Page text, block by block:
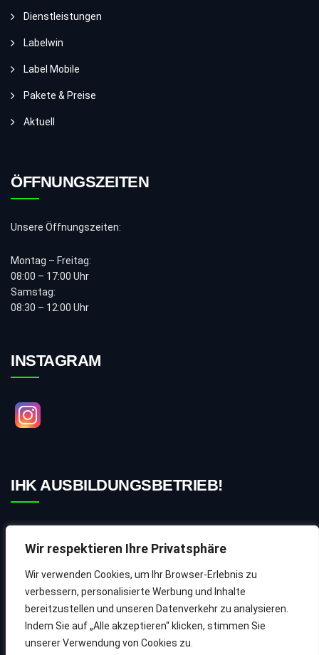
Wir respektieren Ihre Privatsphäre
Wir verwenden Cookies, um Ihr Browser-Erlebnis zu
verbessern, personalisierte Werbung und Inhalte
bereitzustellen und unseren Datenverkehr zu analysieren.
Indem Sie auf „Alle akzeptieren“ klicken, stimmen Sie
unserer Verwendung von Cookies zu.
Dienstleistungen
Labelwin
Label Mobile
Pakete & Preise
Aktuell
ÖFFNUNGSZEITEN
Unsere Öffnungszeiten:
Montag – Freitag:
08:00 – 17:00 Uhr
Samstag:
08:30 – 12:00 Uhr
INSTAGRAM
IHK AUSBILDUNGSBETRIEB!
Webdesign
München – UptodateDesign